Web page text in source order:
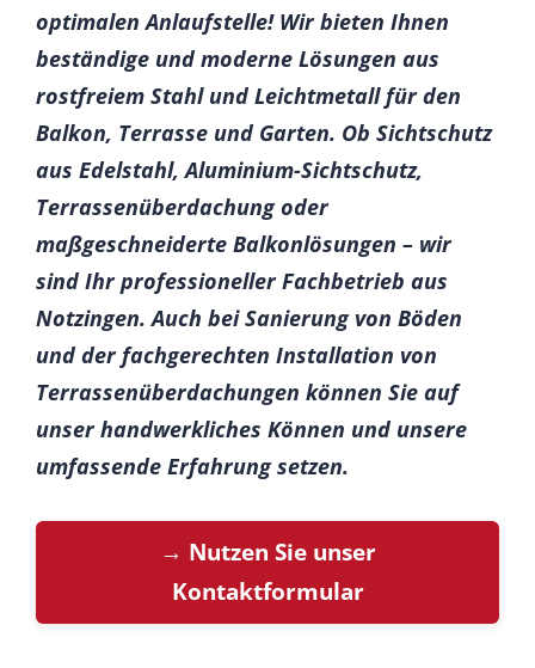
optimalen Anlaufstelle! Wir bieten Ihnen
beständige und moderne Lösungen aus
rostfreiem Stahl und Leichtmetall für den
Balkon, Terrasse und Garten. Ob Sichtschutz
aus Edelstahl, Aluminium-Sichtschutz,
Terrassenüberdachung oder
maßgeschneiderte Balkonlösungen – wir
sind Ihr professioneller Fachbetrieb aus
Notzingen. Auch bei Sanierung von Böden
und der fachgerechten Installation von
Terrassenüberdachungen können Sie auf
unser handwerkliches Können und unsere
umfassende Erfahrung setzen.
→ Nutzen Sie unser
Kontaktformular